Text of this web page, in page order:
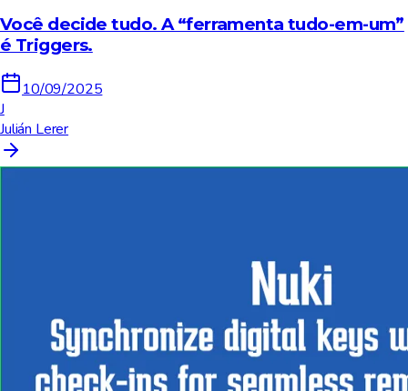
Você decide tudo. A “ferramenta tudo-em-um”
é Triggers.
10/09/2025
J
Julián Lerer